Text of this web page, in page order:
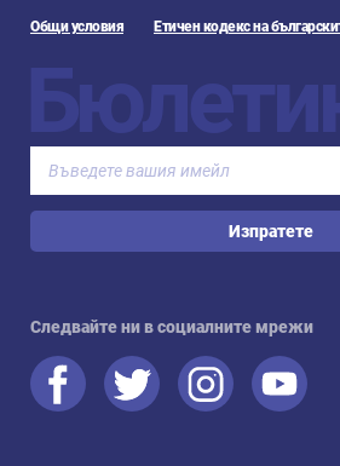
Общи условия Етичен кодекс на
Изпратете
Следвайте ни в социалните мрежи